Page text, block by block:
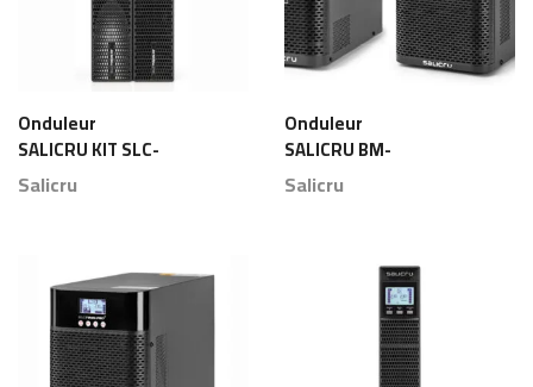
Onduleur
SALICRU KIT SLC-
6000-TWIN RT2 Maroc
Salicru
Onduleur
SALICRU BM-
TWIN PRO2/RT2-10-
2/2 Maroc
Salicru